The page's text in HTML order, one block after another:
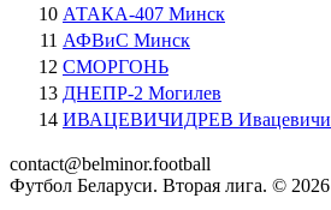
10 АТАКА-407 Минск
11 АФВиС Минск
12 СМОРГОНЬ
13 ДНЕПР-2 Могилев
14 ИВАЦЕВИЧИДРЕВ Ивацевичи
contact@belminor.football
Футбол Беларуси. Вторая лига. © 2026